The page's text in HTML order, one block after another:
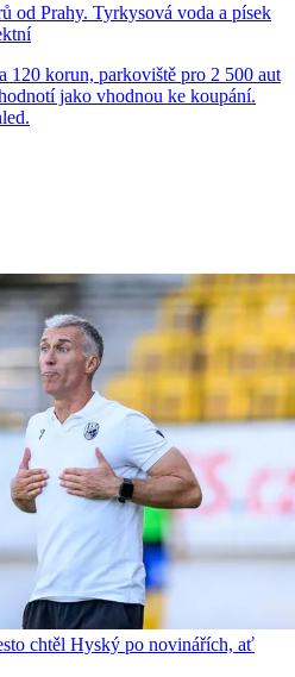
od Prahy. Tyrkysová voda a písek
120 korun, parkoviště pro 2 500 aut
jako vhodnou ke koupání.
chtěl Hyský po novinářích, ať